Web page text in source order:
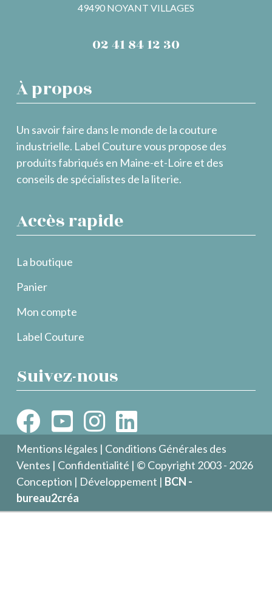
49490 NOYANT VILLAGES
02 41 84 12 30
À propos
Un savoir faire dans le monde de la couture
industrielle. Label Couture vous propose des
produits fabriqués en Maine-et-Loire et des
conseils de spécialistes de la literie.
Accès rapide
La boutique
Panier
Mon compte
Label Couture
Suivez-nous
Mentions légales | Conditions Générales des
Ventes | Confidentialité | © Copyright 2003 - 2026
Conception | Développement | BCN -
bureau2créa